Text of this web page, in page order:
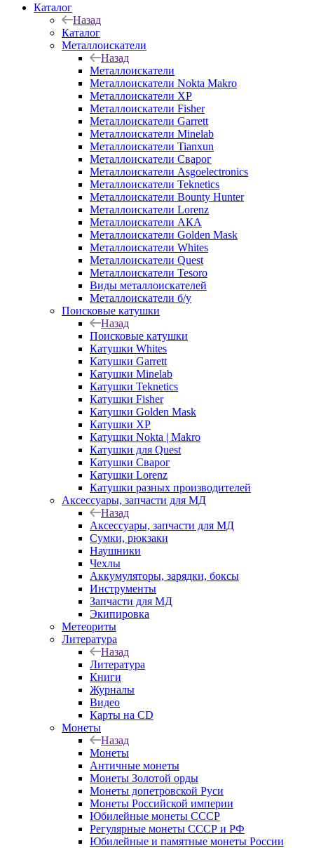
Каталог
Назад
Каталог
Металлоискатели
Назад
Металлоискатели
Металлоискатели Nokta Makro
Металлоискатели XP
Металлоискатели Fisher
Металлоискатели Garrett
Металлоискатели Minelab
Металлоискатели Tianxun
Металлоискатели Сварог
Металлоискатели Asgoelectronics
Металлоискатели Teknetics
Металлоискатели Bounty Hunter
Металлоискатели Lorenz
Металлоискатели АКА
Металлоискатели Golden Mask
Металлоискатели Whites
Металлоискатели Quest
Металлоискатели Tesoro
Виды металлоискателей
Металлоискатели б/у
Поисковые катушки
Назад
Поисковые катушки
Катушки Whites
Катушки Garrett
Катушки Minelab
Катушки Teknetics
Катушки Fisher
Катушки Golden Mask
Катушки XP
Катушки Nokta | Makro
Катушки для Quest
Катушки Сварог
Катушки Lorenz
Катушки разных производителей
Аксессуары, запчасти для МД
Назад
Аксессуары, запчасти для МД
Сумки, рюкзаки
Наушники
Чехлы
Аккумуляторы, зарядки, боксы
Инструменты
Запчасти для МД
Экипировка
Метеориты
Литература
Назад
Литература
Книги
Журналы
Видео
Карты на CD
Монеты
Назад
Монеты
Античные монеты
Монеты Золотой орды
Монеты допетровской Руси
Монеты Российской империи
Юбилейные монеты СССР
Регулярные монеты СССР и РФ
Юбилейные и памятные монеты России